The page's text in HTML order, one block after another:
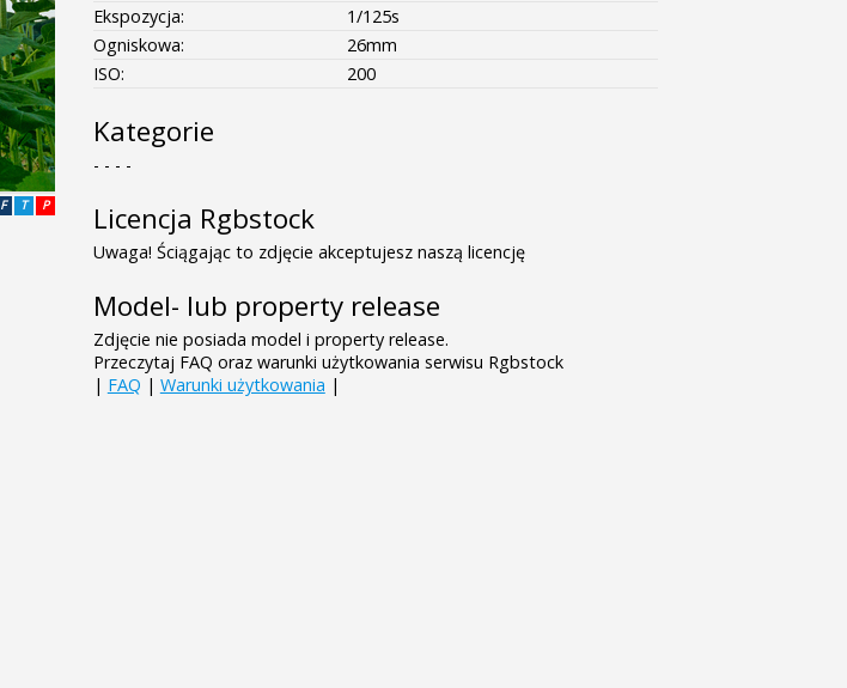
P
T
F
Ekspozycja:
1/125s
Ogniskowa:
26mm
ISO:
200
Kategorie
- - - -
Licencja Rgbstock
Uwaga! Ściągając to zdjęcie akceptujesz naszą licencję
Model- lub property release
Zdjęcie nie posiada model i property release.
Przeczytaj FAQ oraz warunki użytkowania serwisu Rgbstock
| FAQ | Warunki użytkowania |